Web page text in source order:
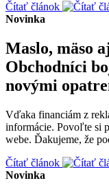
Čítať článok
Novinka
Maslo, mäso
Obchodníci
novými
Vďaka financiám z
informácie. Povoľte si
webe. Ďakujeme, že
Čítať článok
Novinka